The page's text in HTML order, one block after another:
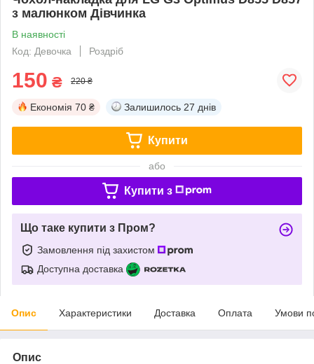
з малюнком Дівчинка
В наявності
Код: Девочка
Роздріб
150 ₴ 220 ₴
Економія 70 ₴ Залишилось 27 днів
Купити
або
Купити з
Що таке купити з Пром?
Замовлення під захистом
Доступна доставка
Опис Характеристики Доставка Оплата Умови
Опис